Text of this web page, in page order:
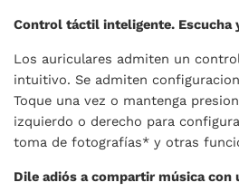
Control táctil inteligente. Escucha
Los auriculares admiten un
intuitivo. Se admiten
Toque una vez o mantenga
izquierdo o derecho para
toma de fotografías* y otras
Dile adiós a compartir música con